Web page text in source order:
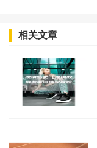
相关文章